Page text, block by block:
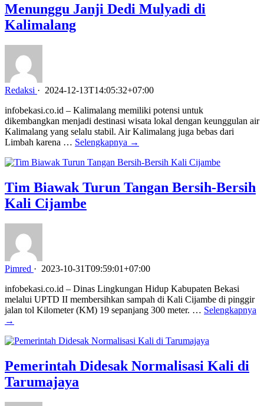
Menunggu Janji Dedi Mulyadi di
Kalimalang
Redaksi · 2024-12-13T14:05:32+07:00
infobekasi.co.id – Kalimalang memiliki potensi untuk
dikembangkan menjadi destinasi wisata lokal dengan keunggulan air
Kalimalang yang selalu stabil. Air Kalimalang juga bebas dari
Limbah karena … Selengkapnya →
Tim Biawak Turun Tangan Bersih-Bersih
Kali Cijambe
Pimred · 2023-10-31T09:59:01+07:00
infobekasi.co.id – Dinas Lingkungan Hidup Kabupaten Bekasi
melalui UPTD II membersihkan sampah di Kali Cijambe di pinggir
jalan tol Kilometer (KM) 19 sepanjang 300 meter. … Selengkapnya
→
Pemerintah Didesak Normalisasi Kali di
Tarumajaya